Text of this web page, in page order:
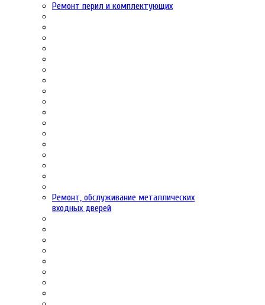
Ремонт перил и комплектующих
Ремонт, обслуживание металлических
входных дверей